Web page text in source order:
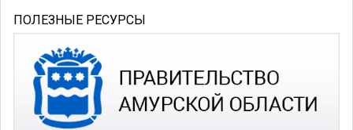
ПОЛЕЗНЫЕ РЕСУРСЫ